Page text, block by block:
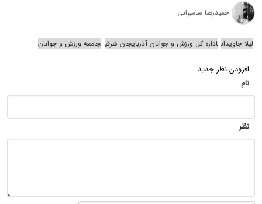
حمیدرضا سامبرانی
لیلا جاویدان اداره کل ورزش و جوانان آذربایجان شرقی جامعه ورزش و جوانان
افزودن نظر جدید
نام
نظر